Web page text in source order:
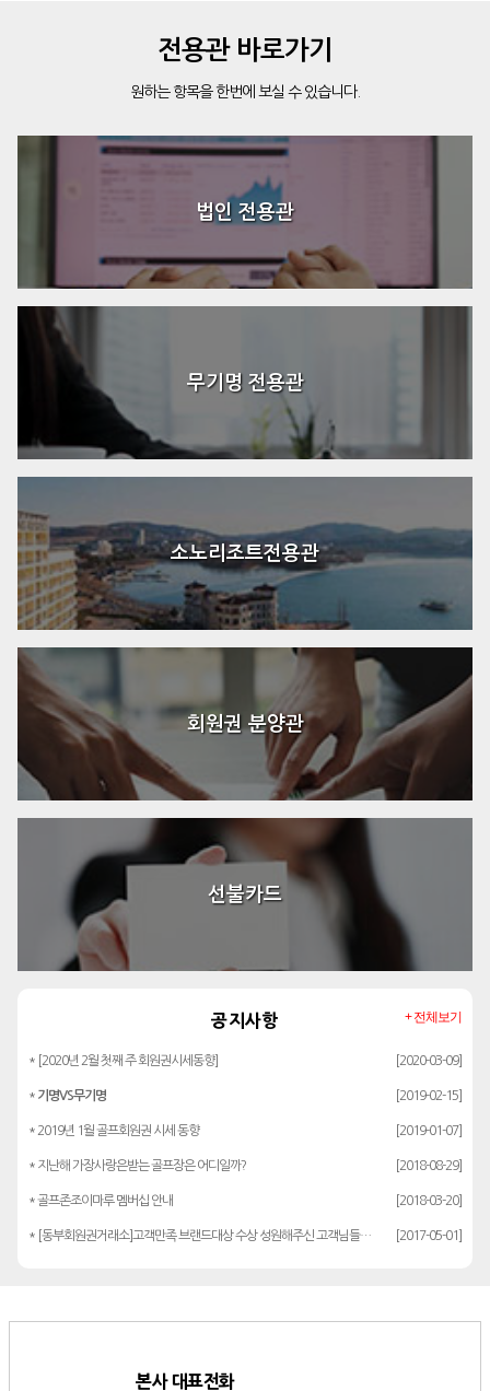
전용관 바로가기
원하는 항목을 한번에 보실 수 있습니다.
법인 전용관
무기명 전용관
소노리조트전용관
회원권 분양관
선불카드
공지사항
* [2020년 2월 첫째 주 회원권시세동향] [2020-03-09]
* 기명VS무기명 [2019-02-15]
* 2019년 1월 골프회원권 시세 동향 [2019-01-07]
* 지난해 가장사랑은받는 골프장은 어디일까? [2018-08-29]
* 골프존조이마루 멤버십 안내 [2018-03-20]
* [동부회원권거래소]고객만족 브랜드대상 수상 성원해주신 고객님들께 감사드립… [2017-05-01]
+ 전체보기
본사 대표전화